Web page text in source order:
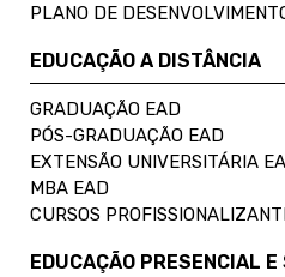
PLANO DE
EDUCAÇÃO A DISTÂNCIA
GRADUAÇÃO EAD
PÓS-GRADUAÇÃO EAD
EXTENSÃO UNIVERSITÁRIA
MBA EAD
CURSOS
EDUCAÇÃO PRESENCIAL